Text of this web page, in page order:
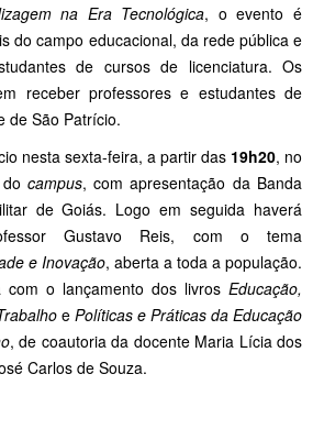
na Era Tecnológica, o evento é
do campo educacional, da rede pública e
de cursos de licenciatura. Os
receber professores e estudantes de
de São Patrício.
nesta sexta-feira, a partir das 19h20, no
campus, com apresentação da Banda
de Goiás. Logo em seguida haverá
Gustavo Reis, com o tema
e Inovação, aberta a toda a população.
o lançamento dos livros Educação,
e Políticas e Práticas da Educação
, de coautoria da docente Maria Lícia dos
Carlos de Souza.